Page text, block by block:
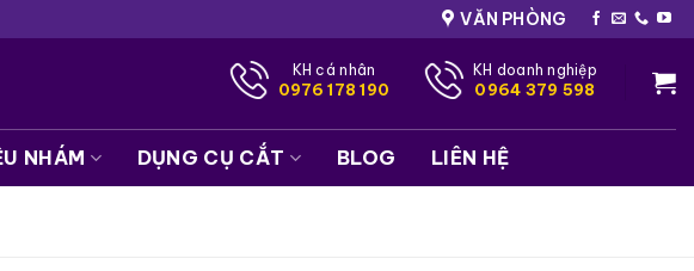
VĂN PHÒNG
KH cá nhân
0976 178 190
KH doanh nghiệp
0964 379 598
NHÁM DỤNG CỤ CẮT BLOG LIÊN HỆ